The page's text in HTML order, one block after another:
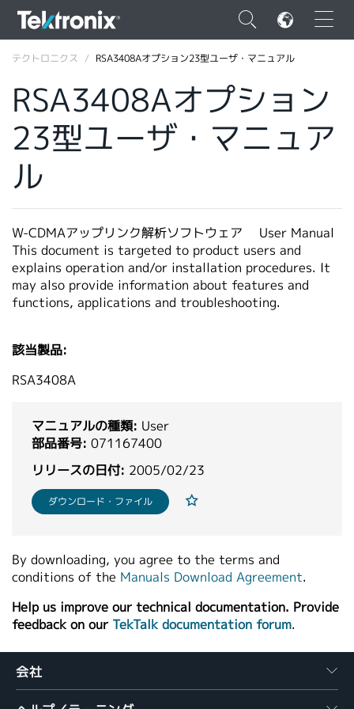
×
ENGLISH
VIỆT NAM
简体中文
日本語
テクトロニクス RSA3408Aオプション23型ユーザ・マニュアル
RSA3408Aオプション
23型ユーザ・マニュア
ル
W-CDMAアップリンク解析ソフトウェア User Manual
This document is targeted to product users and
explains operation and/or installation procedures. It
may also provide information about features and
functions, applications and troubleshooting.
該当製品:
RSA3408A
マニュアルの種類: User
部品番号: 071167400
リリースの日付: 2005/02/23
ダウンロード・ファイル
By downloading, you agree to the terms and
conditions of the Manuals Download Agreement.
Help us improve our technical documentation. Provide
feedback on our TekTalk documentation forum.
会社